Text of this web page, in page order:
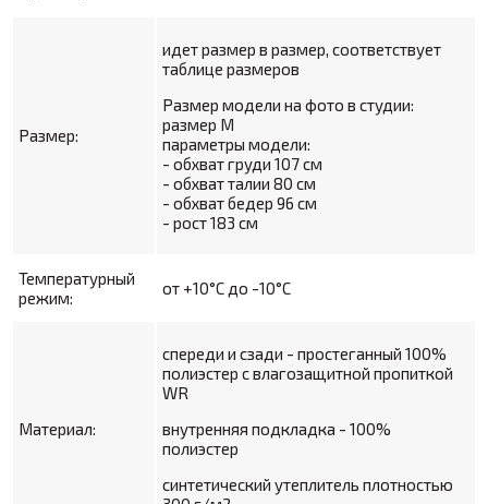
Размер:
идет размер в размер, соответствует
таблице размеров
Размер модели на фото в студии:
размер M
параметры модели:
- обхват груди 107 см
- обхват талии 80 см
- обхват бедер 96 см
- рост 183 см
Температурный
режим:
от +10°С до -10°С
Материал:
спереди и сзади - простеганный 100%
полиэстер с влагозащитной пропиткой
WR
внутренняя подкладка - 100%
полиэстер
синтетический утеплитель плотностью